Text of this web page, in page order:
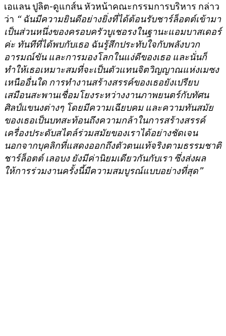
เอแลน ปูลิต-ดูแกส์น หัวหน้าคณะกรรมการบริหาร กล่าว
ว่า “ ฉันมีความยินดีอย่างยิ่งที่ได้ต้อนรับชาร์ล็อตต์เข้ามา
เป็นส่วนหนึ่งของครอบครัวบูเชอรงในฐานะแอมบาสเดอร์
ค่ะ ทันทีที่ได้พบกับเธอ ฉันรู้สึกประทับใจกับพลังบวก
อารมณ์ขัน และการมองโลกในแง่ดีของเธอ และนั่นก็
ทำให้เธอเหมาะสมที่จะเป็นตัวแทนจิตวิญญาณแห่งเมซง
เหนืออื่นใด การทำงานสร้างสรรค์ของเธอยังเปรียบ
เสมือนสะพานเชื่อมโยงระหว่างงานภาพยนตร์กับทัศน
ศิลป์แขนงต่างๆ โดยมีความเฉียบคม และความทันสมัย
ของเธอเป็นบทสะท้อนถึงความกล้าในการสร้างสรรค์
เครื่องประดับสไตล์ร่วมสมัยของเราได้อย่างชัดเจน
นอกจากบุคลิกที่แสดงออกถึงตัวตนแท้จริงตามธรรมชาติ
ชาร์ล็อตต์ เลอบง ยังมีค่านิยมเดียวกันกับเรา ซึ่งส่งผล
ให้การร่วมงานครั้งนี้มีความสมบูรณ์แบบอย่างที่สุด”